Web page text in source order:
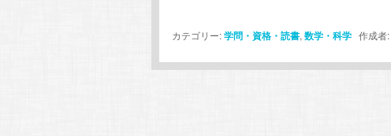
カテゴリー:学問・資格・読書, 数学・科学 作成者: